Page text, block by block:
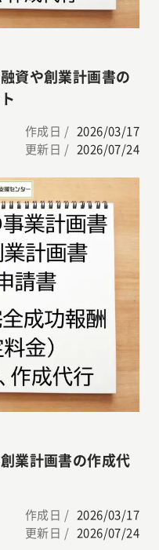
資や創業計画書の
作成日 / 2026/03/17
更新日 / 2026/07/24
業計画書の作成代
作成日 / 2026/03/17
更新日 / 2026/07/24